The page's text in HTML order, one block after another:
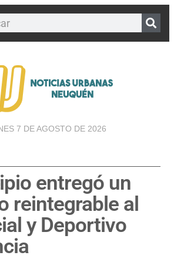
7 DE AGOSTO DE 2026
entregó un
reintegrable al
y Deportivo